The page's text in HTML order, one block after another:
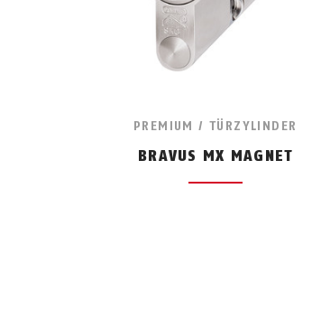
PREMIUM / TÜRZYLINDER
BRAVUS MX MAGNET